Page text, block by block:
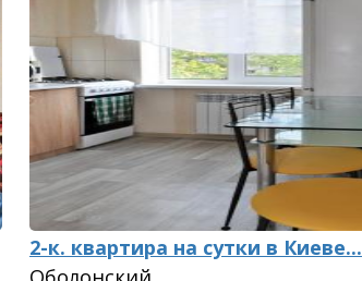
2-к. квартира на сутки в Киеве...